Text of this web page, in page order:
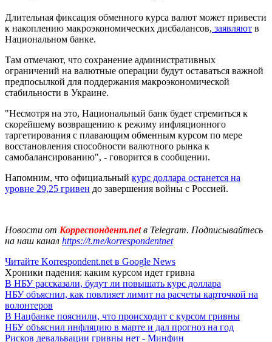
Длительная фиксация обменного курса валют может привести
к накоплению макроэкономических дисбалансов, заявляют в
Национальном банке.
Там отмечают, что сохранение административных
ограничений на валютные операции будут оставаться важной
предпосылкой для поддержания макроэкономической
стабильности в Украине.
"Несмотря на это, Национальный банк будет стремиться к
скорейшему возвращению к режиму инфляционного
таргетирования с плавающим обменным курсом по мере
восстановления способности валютного рынка к
самобалансированию", - говорится в сообщении.
Напомним, что официальный курс доллара останется на
уровне 29,25 гривен до завершения войны с Россией.
Новости от Корреспондент.netв Telegram. Подписывайтесь
на наш канал https://t.me/korrespondentnet
Читайте Korrespondent.net в Google News
Хроники падения: каким курсом идет гривна
В НБУ рассказали, будут ли повышать курс доллара
НБУ объяснил, как повлияет лимит на расчеты карточкой на
волонтеров
В Нацбанке пояснили, что происходит с курсом гривны
НБУ объяснил инфляцию в марте и дал прогноз на год
Рисков девальвации гривны нет - Минфин